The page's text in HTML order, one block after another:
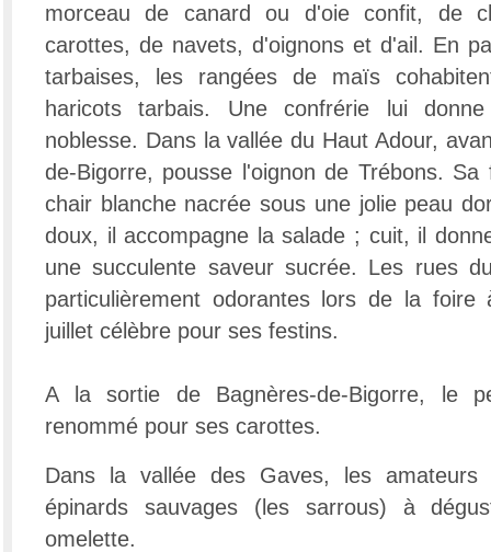
morceau de canard ou d'oie confit, de
carottes, de navets, d'oignons et d'ail. En
tarbaises, les rangées de maïs
haricots tarbais. Une confrérie lui
noblesse. Dans la vallée du Haut Adour,
de-Bigorre, pousse l'oignon de Trébons.
chair blanche nacrée sous une jolie peau
doux, il accompagne la salade ; cuit, il
une succulente saveur sucrée. Les rues
particulièrement odorantes lors de la
juillet célèbre pour ses festins.
A la sortie de Bagnères-de-Bigorre, le
renommé pour ses carottes.
Dans la vallée des Gaves, les amateurs
épinards sauvages (les sarrous) à
omelette.